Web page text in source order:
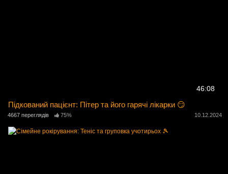
46:08
Підкований пацієнт: Пітер та його гарячі лікарки 😏
4667 переглядів 75% 10.12.2024